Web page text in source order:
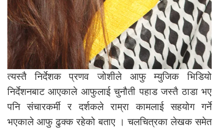
त्यस्तै निर्देशक प्रणव जोशीले आफु म्युजिक भिडियो
निर्देशनबाट आएकाले आफुलाई चुनौती पहाड जस्तै ठाडा भए
पनि संचारकर्मी र दर्शकले राम्रा कामलाई सहयोग गर्ने
भएकाले आफु ढुक्क रहेको बताए । चलचित्रका लेखक समेत